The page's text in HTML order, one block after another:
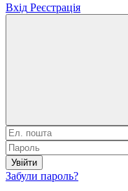
Вхід Реєстрація
Увійти
Забули пароль?